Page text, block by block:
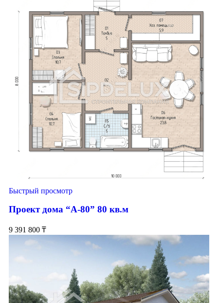
Быстрый просмотр
Проект дома “А-80” 80 кв.м
9 391 800 ₸